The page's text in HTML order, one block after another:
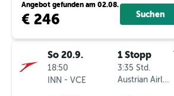
Angebot gefunden am 02.08.
€ 246 Suchen
So 20.9.
18:50
INN - VCE
1 Stopp
3:35 Std.
Austrian Airlines